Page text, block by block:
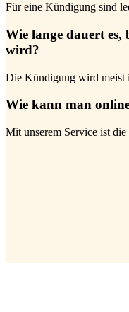
Für eine Kündigung sind
Wie lange dauert
wird?
Die Kündigung wird meist
Wie kann man
Mit unserem Service ist